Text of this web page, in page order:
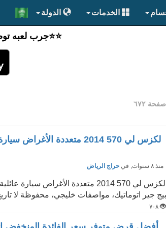
الخدمات الدولة
⭐️⭐جرب لعبه
٦٧٢
لكزس لي 570 2014 متعددة الأغراض سيارة عائلية
منذ ٨ سنوات , فيحراج الرياض
بيج جير اتوماتيك، مواصفات خليجي، محفوظة لا
٧٠٨